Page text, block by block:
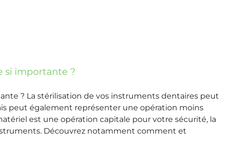
si importante ?
? La stérilisation de vos instruments dentaires peut
peut également représenter une opération moins
est une opération capitale pour votre sécurité, la
Découvrez notamment comment et